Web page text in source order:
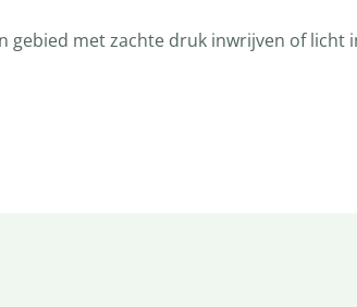
met zachte druk inwrijven of licht